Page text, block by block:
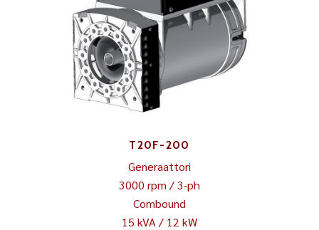
T20F-200
Generaattori
3000 rpm / 3-ph
Combound
15 kVA / 12 kW